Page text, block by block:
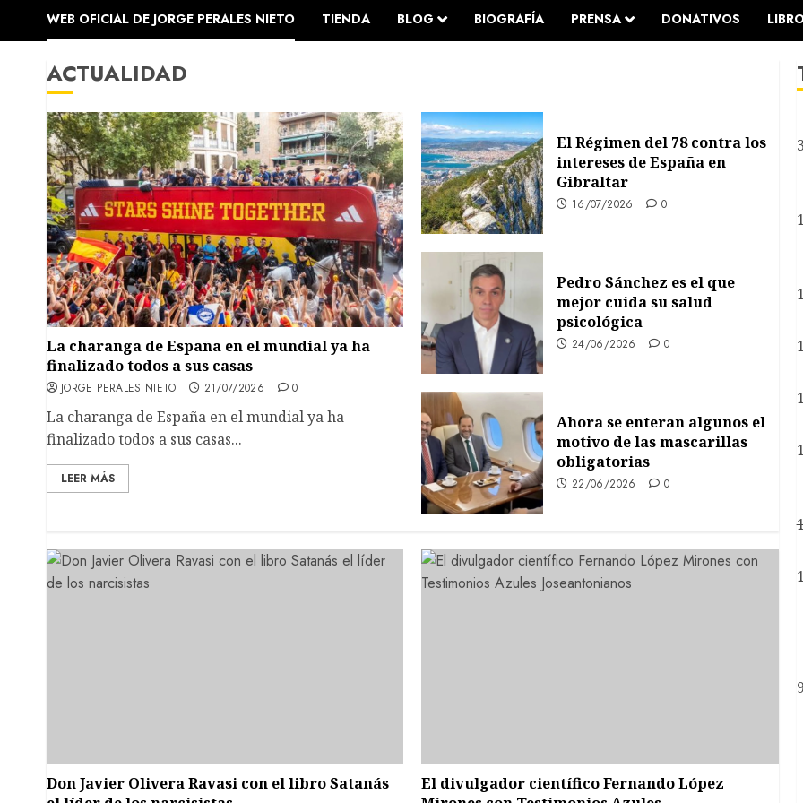
WEB OFICIAL DE JORGE PERALES NIETO TIENDA BLOG BIOGRAFÍA PRENSA DONATIVOS
ACTUALIDAD
La charanga de España en el mundial ya ha
finalizado todos a sus casas
JORGE PERALES NIETO 21/07/2026 0
La charanga de España en el mundial ya ha
finalizado todos a sus casas...
LEER MÁS
El Régimen del 78 contra los
intereses de España en
Gibraltar
16/07/2026 0
Pedro Sánchez es el que
mejor cuida su salud
psicológica
24/06/2026 0
Ahora se enteran algunos el
motivo de las mascarillas
obligatorias
22/06/2026 0
Don Javier Olivera Ravasi con el libro Satanás
El divulgador científico Fernando López